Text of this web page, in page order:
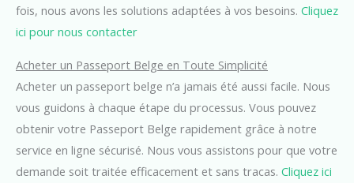
fois, nous avons les solutions adaptées à vos besoins. Cliquez
ici pour nous contacter
Acheter un Passeport Belge en Toute Simplicité
Acheter un passeport belge n’a jamais été aussi facile. Nous
vous guidons à chaque étape du processus. Vous pouvez
obtenir votre Passeport Belge rapidement grâce à notre
service en ligne sécurisé. Nous vous assistons pour que votre
demande soit traitée efficacement et sans tracas. Cliquez ici